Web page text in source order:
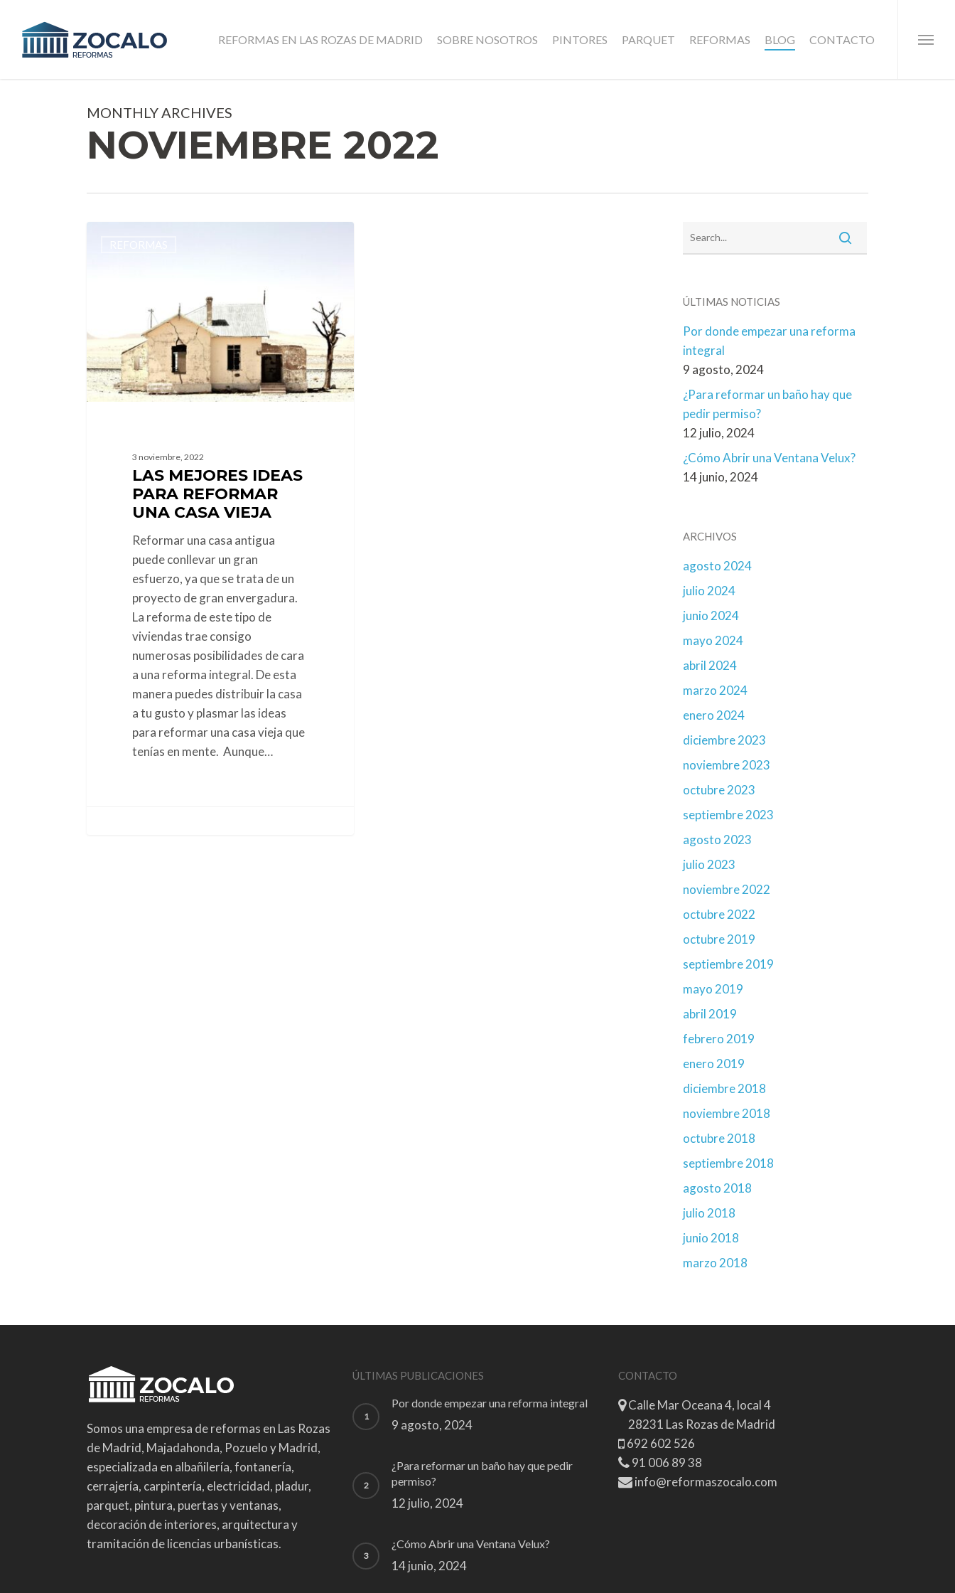
REFORMAS EN LAS ROZAS DE MADRID SOBRE NOSOTROS PINTORES PARQUET REFORMAS BLOG CONTACTO Menu
MONTHLY ARCHIVES
NOVIEMBRE 2022
casa
vieja
3 noviembre, 2022
LAS MEJORES IDEAS
PARA REFORMAR
UNA CASA VIEJA
Reformar una casa antigua
puede conllevar un gran
esfuerzo, ya que se trata de un
proyecto de gran envergadura.
La reforma de este tipo de
viviendas trae consigo
numerosas posibilidades de cara
a una reforma integral. De esta
manera puedes distribuir la casa
a tu gusto y plasmar las ideas
para reformar una casa vieja que
tenías en mente. Aunque…
ÚLTIMAS NOTICIAS
Por donde empezar una reforma
integral
9 agosto, 2024
¿Para reformar un baño hay que
pedir permiso?
12 julio, 2024
¿Cómo Abrir una Ventana Velux?
14 junio, 2024
ARCHIVOS
agosto 2024
julio 2024
junio 2024
mayo 2024
abril 2024
marzo 2024
enero 2024
diciembre 2023
noviembre 2023
octubre 2023
septiembre 2023
agosto 2023
julio 2023
noviembre 2022
octubre 2022
octubre 2019
septiembre 2019
mayo 2019
abril 2019
febrero 2019
enero 2019
diciembre 2018
noviembre 2018
octubre 2018
septiembre 2018
agosto 2018
julio 2018
junio 2018
marzo 2018
Somos una empresa de reformas en Las Rozas
de Madrid, Majadahonda, Pozuelo y Madrid,
especializada en albañilería, fontanería,
cerrajería, carpintería, electricidad, pladur,
parquet, pintura, puertas y ventanas,
decoración de interiores, arquitectura y
tramitación de licencias urbanísticas.
ÚLTIMAS PUBLICACIONES
Por donde empezar una reforma integral
9 agosto, 2024
¿Para reformar un baño hay que pedir
permiso?
12 julio, 2024
¿Cómo Abrir una Ventana Velux?
14 junio, 2024
CONTACTO
Calle Mar Oceana 4, local 4
28231 Las Rozas de Madrid
692 602 526
91 006 89 38
info@reformaszocalo.com